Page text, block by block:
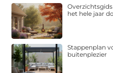
het hele jaar
Stappenplan
buitenplezier